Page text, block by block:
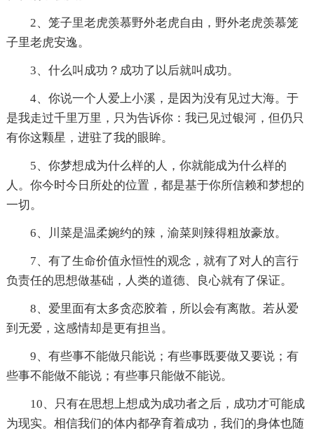
2、笼子里老虎羡慕野外老虎自由，野外老虎羡慕笼
子里老虎安逸。
3、什么叫成功？成功了以后就叫成功。
4、你说一个人爱上小溪，是因为没有见过大海。于
是我走过千里万里，只为告诉你：我已见过银河，但仍只
有你这颗星，进驻了我的眼眸。
5、你梦想成为什么样的人，你就能成为什么样的
人。你今时今日所处的位置，都是基于你所信赖和梦想的
一切。
6、川菜是温柔婉约的辣，渝菜则辣得粗放豪放。
7、有了生命价值永恒性的观念，就有了对人的言行
负责任的思想做基础，人类的道德、良心就有了保证。
8、爱里面有太多贪恋胶着，所以会有离散。若从爱
到无爱，这感情却是更有担当。
9、有些事不能做只能说；有些事既要做又要说；有
些事不能做不能说；有些事只能做不能说。
10、只有在思想上想成为成功者之后，成功才可能成
为现实。相信我们的体内都孕育着成功，我们的身体也随